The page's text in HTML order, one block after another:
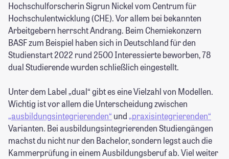
Hochschulforscherin Sigrun Nickel vom Centrum für
Hochschulentwicklung (CHE). Vor allem bei bekannten
Arbeitgebern herrscht Andrang. Beim Chemiekonzern
BASF zum Beispiel haben sich in Deutschland für den
Studienstart 2022 rund 2500 Interessierte beworben, 78
dual Studierende wurden schließlich eingestellt.
Unter dem Label „dual“ gibt es eine Vielzahl von Modellen.
Wichtig ist vor allem die Unterscheidung zwischen
„ausbildungsintegrierenden“ und„praxisintegrierenden“
Varianten. Bei ausbildungs­integrierenden Studiengängen
machst du nicht nur den Bachelor, sondern legst auch die
Kammerprüfung in einem Ausbildungsberuf ab. Viel weiter